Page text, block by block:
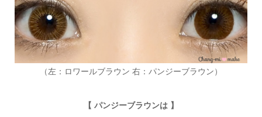
（左：ロワールブラウン 右：パンジーブラウン）
【 パンジーブラウンは 】